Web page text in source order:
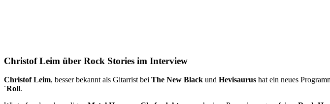
Christof Leim über Rock Stories im Interview
Christof Leim, besser bekannt als Gitarrist bei The New Black und Hevisaurus hat ein neues
´Roll.